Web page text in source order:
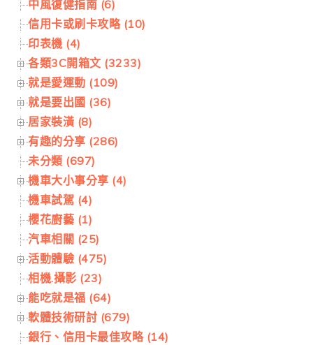
中風復健指南 (6)
信用卡或刷卡攻略 (10)
印表機 (4)
各類3C開箱文 (3233)
就是愛運動 (109)
就是要出國 (36)
居家裝潢 (8)
有趣的分享 (286)
未分類 (697)
機車大小事分享 (4)
機車試駕 (4)
櫻花廚藝 (1)
汽車相關 (25)
活動體驗 (475)
相機.攝影 (23)
能吃就是福 (64)
軟體技術研討 (679)
銀行、信用卡最佳攻略 (14)